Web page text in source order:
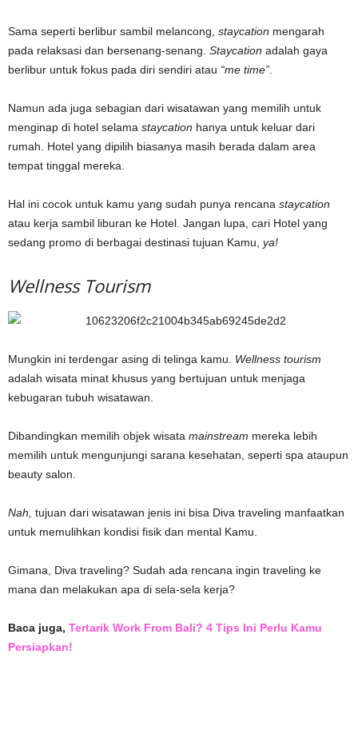
Sama seperti berlibur sambil melancong, staycation mengarah
pada relaksasi dan bersenang-senang. Staycation adalah gaya
berlibur untuk fokus pada diri sendiri atau “me time”
Namun ada juga sebagian dari wisatawan yang memilih untuk
menginap di hotel selama staycation hanya untuk keluar dari
rumah. Hotel yang dipilih biasanya masih berada dalam area
tempat tinggal mereka.
Hal ini cocok untuk kamu yang sudah punya rencana staycation
atau kerja sambil liburan ke Hotel. Jangan lupa, cari Hotel yang
sedang promo di berbagai destinasi tujuan Kamu, ya!
Wellness Tourism
Mungkin ini terdengar asing di telinga kamu. Wellness tourism
adalah wisata minat khusus yang bertujuan untuk menjaga
kebugaran tubuh wisatawan.
Dibandingkan memilih objek wisata mainstream mereka lebih
memilih untuk mengunjungi sarana kesehatan, seperti spa ataupun
beauty salon.
Nah, tujuan dari wisatawan jenis ini bisa Diva traveling manfaatkan
untuk memulihkan kondisi fisik dan mental Kamu.
Gimana, Diva traveling? Sudah ada rencana ingin traveling ke
mana dan melakukan apa di sela-sela kerja?
Baca juga, Tertarik Work From Bali? 4 Tips Ini Perlu Kamu
Persiapkan!